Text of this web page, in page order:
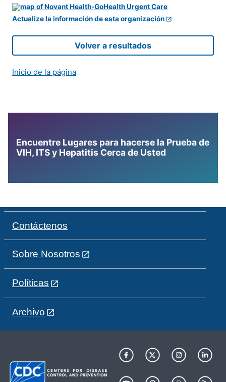
Actualize la información de esta organización
Volver a resultados
Inicio de la página
Encuentre Lugares para hacerse la Prueba de
VIH, ITS y Hepatitis Cerca de Usted
Contáctenos
Sobre Nosotros
Políticas
Archivo